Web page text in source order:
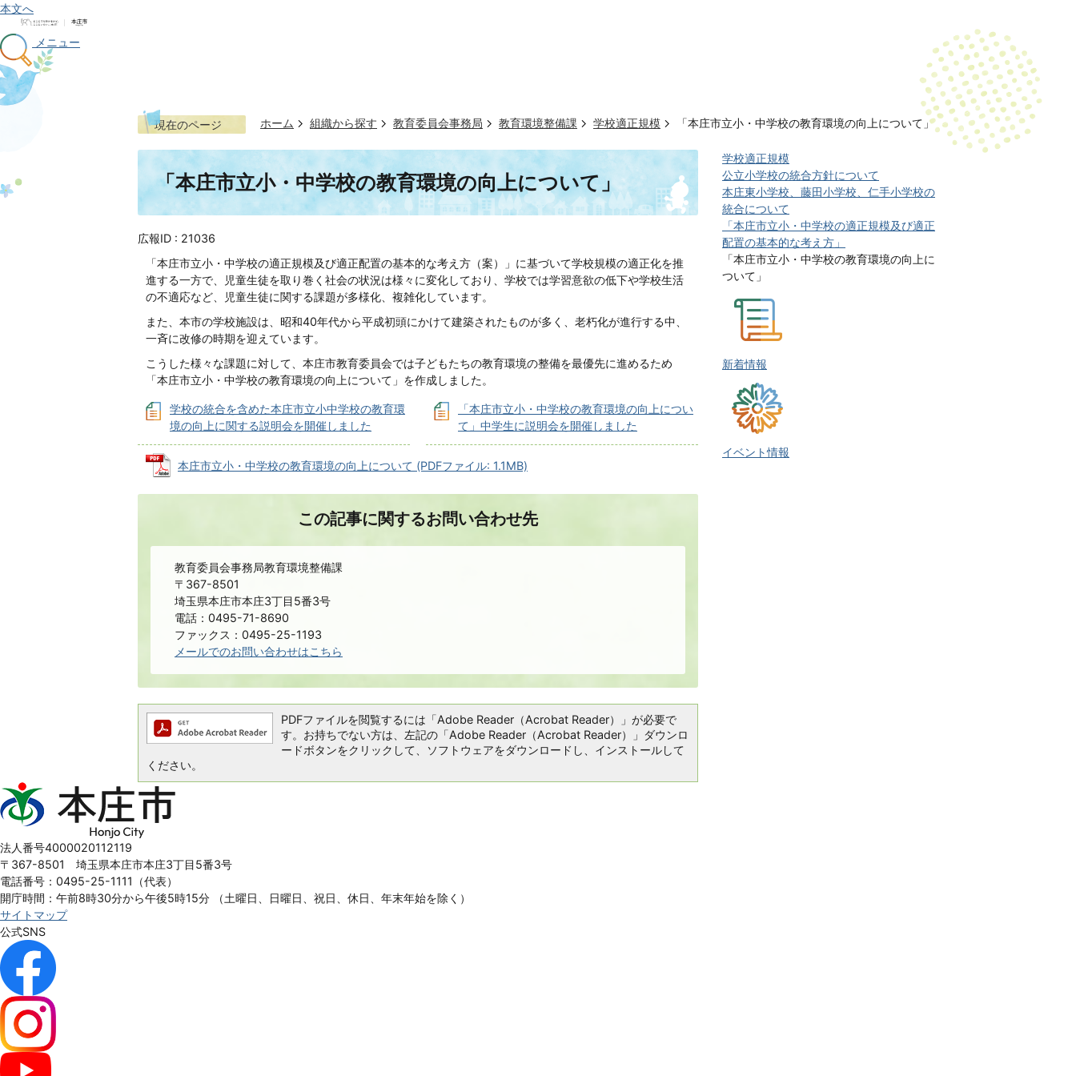
本文へ
メニュー
現在のページ ホーム 組織から探す 教育委員会事務局 教育環境整備課 学校適正規模 「本庄市立小・中学校の教育環境の向上について」
「本庄市立小・中学校の教育環境の向上について」
広報ID : 21036
「本庄市立小・中学校の適正規模及び適正配置の基本的な考え方（案）」に基づいて学校規模の適正化を推
進する一方で、児童生徒を取り巻く社会の状況は様々に変化しており、学校では学習意欲の低下や学校生活
の不適応など、児童生徒に関する課題が多様化、複雑化しています。
また、本市の学校施設は、昭和40年代から平成初頭にかけて建築されたものが多く、老朽化が進行する中、
一斉に改修の時期を迎えています。
こうした様々な課題に対して、本庄市教育委員会では子どもたちの教育環境の整備を最優先に進めるため
「本庄市立小・中学校の教育環境の向上について」を作成しました。
学校の統合を含めた本庄市立小中学校の教育環
境の向上に関する説明会を開催しました
「本庄市立小・中学校の教育環境の向上につい
て」中学生に説明会を開催しました
本庄市立小・中学校の教育環境の向上について (PDFファイル: 1.1MB)
この記事に関するお問い合わせ先
教育委員会事務局教育環境整備課
〒367-8501
埼玉県本庄市本庄3丁目5番3号
電話：0495-71-8690
ファックス：0495-25-1193
メールでのお問い合わせはこちら
PDFファイルを閲覧するには「Adobe Reader（Acrobat Reader）」が必要で
す。お持ちでない方は、左記の「Adobe Reader（Acrobat Reader）」ダウンロ
ードボタンをクリックして、ソフトウェアをダウンロードし、インストールして
ください。
学校適正規模
公立小学校の統合方針について
本庄東小学校、藤田小学校、仁手小学校の
統合について
「本庄市立小・中学校の適正規模及び適正
配置の基本的な考え方」
「本庄市立小・中学校の教育環境の向上に
ついて」
新着情報
イベント情報
本
庄
Honjo
City
法人番号4000020112119
〒367-8501 埼玉県本庄市本庄3丁目5番3号
電話番号：0495-25-1111（代表）
開庁時間：午前8時30分から午後5時15分
（土曜日、日曜日、祝日、休日、年末年始を除く）
サイトマップ
公式SNS